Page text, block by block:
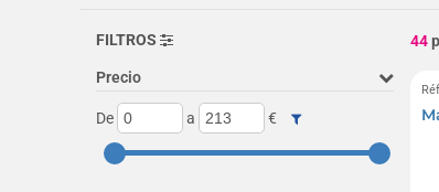
FILTROS
Precio
De a €
44